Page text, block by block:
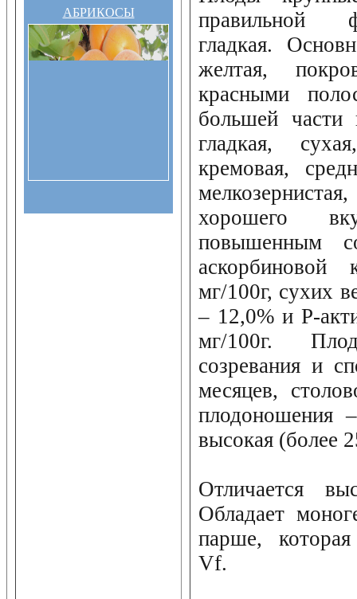
АБРИКОСЫ
правильной
гладкая.
желтая,
красными
большей части
гладкая,
кремовая,
хорошего
повышенным
мг/100г, сухих
– 12,0% и Р-
мг/100г.
созревания и
месяцев,
плодоношения
высокая (более
Отличается
Обладает
парше,
Vf.